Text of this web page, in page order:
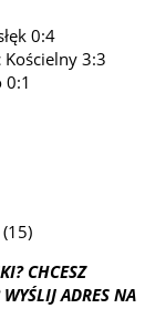
0:4
Kościelny 3:3
0:1
CHCESZ
ADRES NA